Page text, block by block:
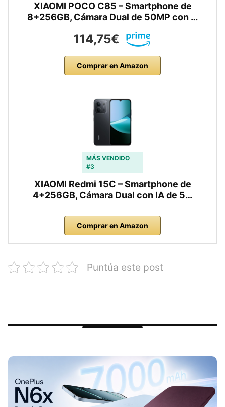
XIAOMI POCO C85 – Smartphone de
8+256GB, Cámara Dual de 50MP con …
114,75€
Comprar en Amazon
MÁS VENDIDO
#3
XIAOMI Redmi 15C – Smartphone de
4+256GB, Cámara Dual con IA de 5…
Comprar en Amazon
Puntúa este post